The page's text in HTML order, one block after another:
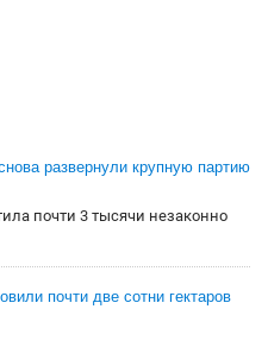
развернули крупную партию
почти 3 тысячи незаконно
почти две сотни гектаров